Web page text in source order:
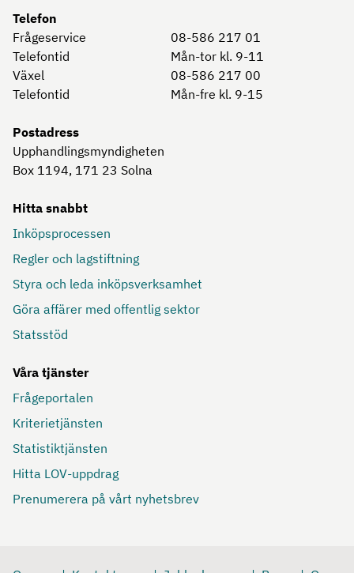
Telefon
Frågeservice
08-586 217 01
Telefontid
Mån-tor kl. 9-11
Växel
08-586 217 00
Telefontid
Mån-fre kl. 9-15
Postadress
Upphandlingsmyndigheten
Box 1194, 171 23 Solna
Hitta snabbt
Inköpsprocessen
Regler och lagstiftning
Styra och leda inköpsverksamhet
Göra affärer med offentlig sektor
Statsstöd
Våra tjänster
Frågeportalen
Kriterietjänsten
Statistiktjänsten
Hitta LOV-uppdrag
Prenumerera på vårt nyhetsbrev